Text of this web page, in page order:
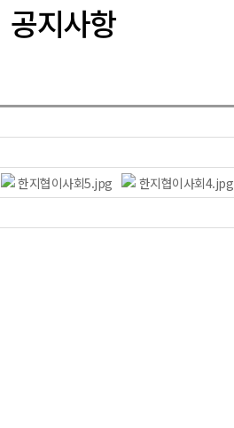
공지사항
한지협이사회5.jpg
한지협이사회4.jpg